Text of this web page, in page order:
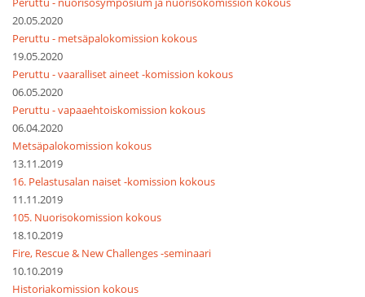
20.05.2020
Peruttu - metsäpalokomission kokous
19.05.2020
Peruttu - vaaralliset aineet -komission kokous
06.05.2020
Peruttu - vapaaehtoiskomission kokous
06.04.2020
Metsäpalokomission kokous
13.11.2019
16. Pelastusalan naiset -komission kokous
11.11.2019
105. Nuorisokomission kokous
18.10.2019
Fire, Rescue & New Challenges -seminaari
10.10.2019
Historiakomission kokous